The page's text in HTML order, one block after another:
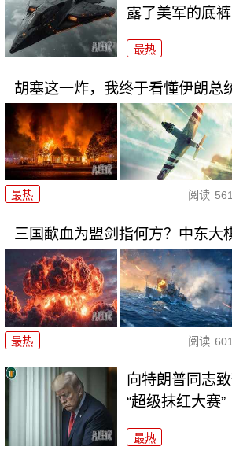
露了美军的底裤
最热
胡塞这一炸，我终于看懂伊朗总
最热 阅读 561
三国歃血为盟剑指何方？中东大
最热 阅读 601
向特朗普同志
“超级抹红大赛”
最热